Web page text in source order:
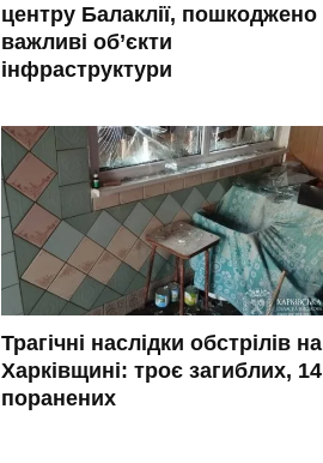
центру Балаклії, пошкоджено
важливі об’єкти
інфраструктури
Трагічні наслідки обстрілів на
Харківщині: троє загиблих, 14
поранених